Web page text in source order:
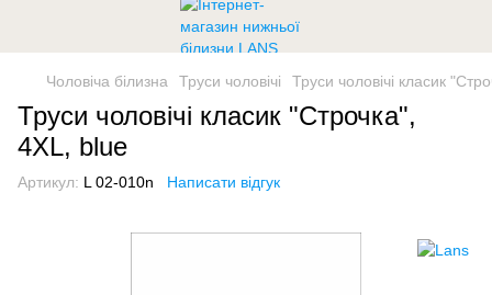
Чоловіча білизна Труси чоловічі Труси чоловічі класик
Труси чоловічі класик "Строчка",
4XL, blue
Артикул: L 02-010n Написати відгук